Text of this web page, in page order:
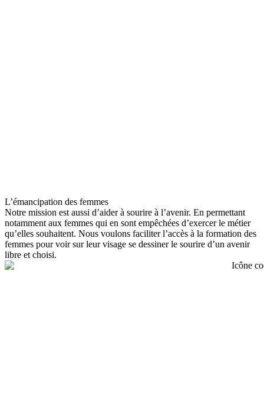
L’émancipation des femmes
Notre mission est aussi d’aider à sourire à l’avenir. En permettant
notamment aux femmes qui en sont empêchées d’exercer le métier
qu’elles souhaitent. Nous voulons faciliter l’accès à la formation des
femmes pour voir sur leur visage se dessiner le sourire d’un avenir
libre et choisi.